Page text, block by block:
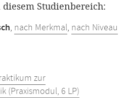
Studienbereich:
, nach Merkmal, nach Niveau
zur
(Praxismodul, 6 LP)